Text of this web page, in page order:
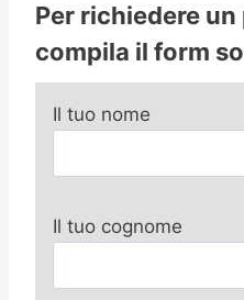
Per richiedere
compila il form
Il tuo nome
Il tuo cognome